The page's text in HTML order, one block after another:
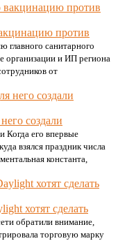
против
главного санитарного
организации и ИП региона
от
создали
Когда его впервые
взялся праздник числа
константа,
хотят сделать
обратили внимание,
торговую марку